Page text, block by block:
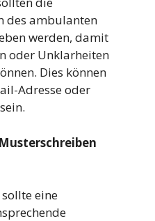
des ambulanten
werden, damit
oder Unklarheiten
Dies können
Adresse oder
eine